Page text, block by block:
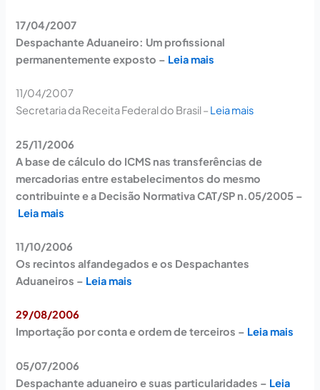
17/04/2007
Despachante Aduaneiro: Um profissional
permanentemente exposto – Leia mais
11/04/2007
Secretaria da Receita Federal do Brasil – Leia mais
25/11/2006
A base de cálculo do ICMS nas transferências de
mercadorias entre estabelecimentos do mesmo
contribuinte e a Decisão Normativa CAT/SP n.05/2005 –
Leia mais
11/10/2006
Os recintos alfandegados e os Despachantes
Aduaneiros – Leia mais
29/08/2006
Importação por conta e ordem de terceiros – Leia mais
05/07/2006
Despachante aduaneiro e suas particularidades – Leia